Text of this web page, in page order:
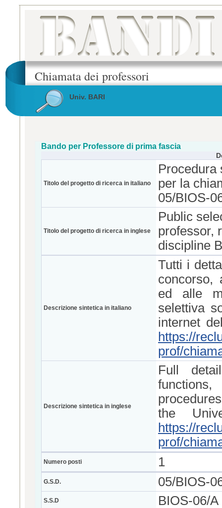
Chiamata dei professori
Univ. BARI
Bando per Professore di prima fascia
Titolo del progetto di ricerca in italiano
Procedura
per la
05/BIOS-
Titolo del progetto di ricerca in inglese
Public
professor,
discipline
Descrizione sintetica in italiano
Tutti i
concorso,
ed alle
selettiva
internet
https://
prof/
Descrizione sintetica in inglese
Full
functions,
the
https://
prof/
Numero posti 1
G.S.D. 05/BIOS-
S.S.D BIOS-06/